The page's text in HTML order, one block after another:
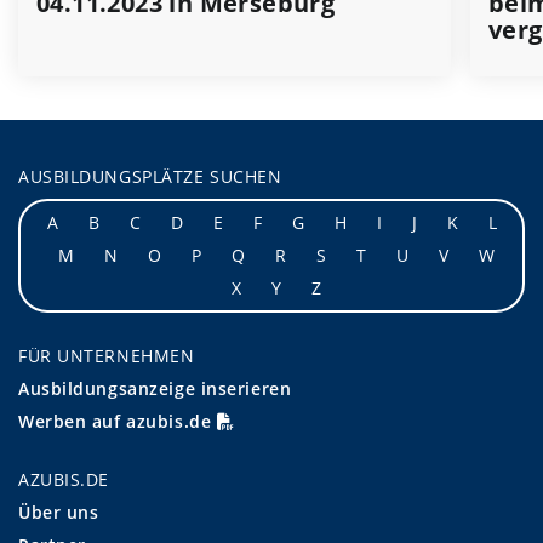
AUSBILDUNGSPLÄTZE SUCHEN
A
B C D E F G H I J K
L
M
N O P Q R S T U V
W
X
Y Z
FÜR UNTERNEHMEN
Ausbildungsanzeige inserieren
Werben auf azubis.de
AZUBIS.DE
Über uns